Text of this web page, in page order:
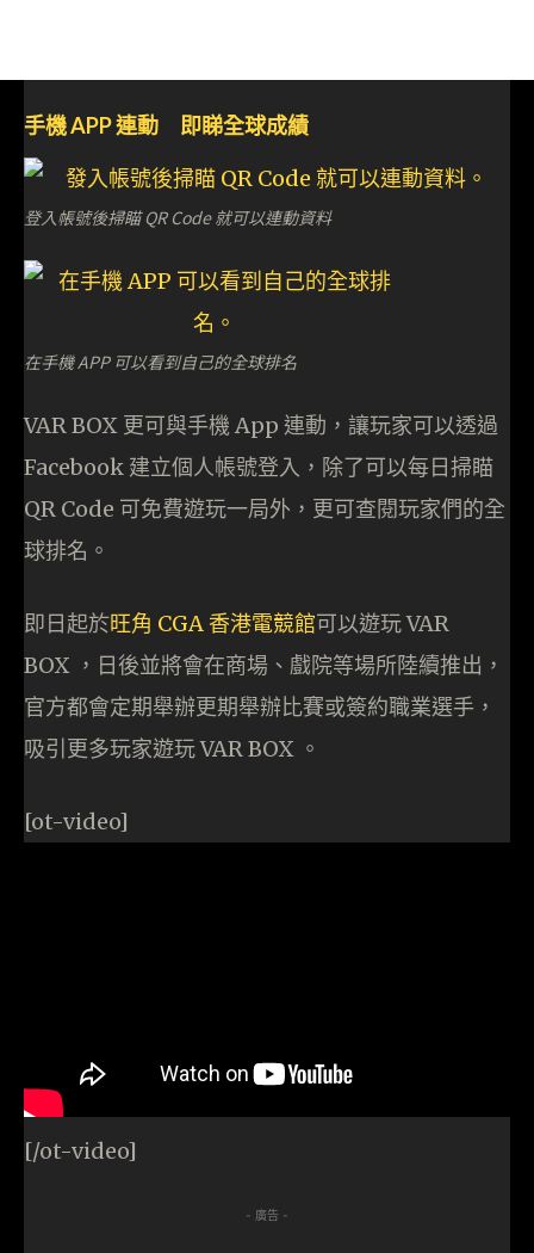
手機 APP 連動 即睇全球成績
登入帳號後掃瞄 QR Code 就可以連動資料
在手機 APP 可以看到自己的全球排名
VAR BOX 更可與手機 App 連動，讓玩家可以透過
Facebook 建立個人帳號登入，除了可以每日掃瞄
QR Code 可免費遊玩一局外，更可查閱玩家們的全
球排名。
即日起於旺角 CGA 香港電競館可以遊玩 VAR
BOX ，日後並將會在商場、戲院等場所陸續推出，
官方都會定期舉辦更期舉辦比賽或簽約職業選手，
吸引更多玩家遊玩 VAR BOX 。
[ot-video]
[/ot-video]
- 廣告 -